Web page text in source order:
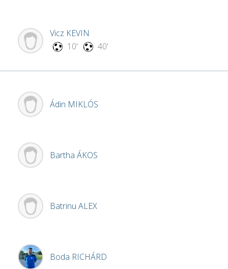
Vicz KEVIN
10'
40'
Ádin MIKLÓS
Bartha ÁKOS
Batrinu ALEX
Boda RICHÁRD